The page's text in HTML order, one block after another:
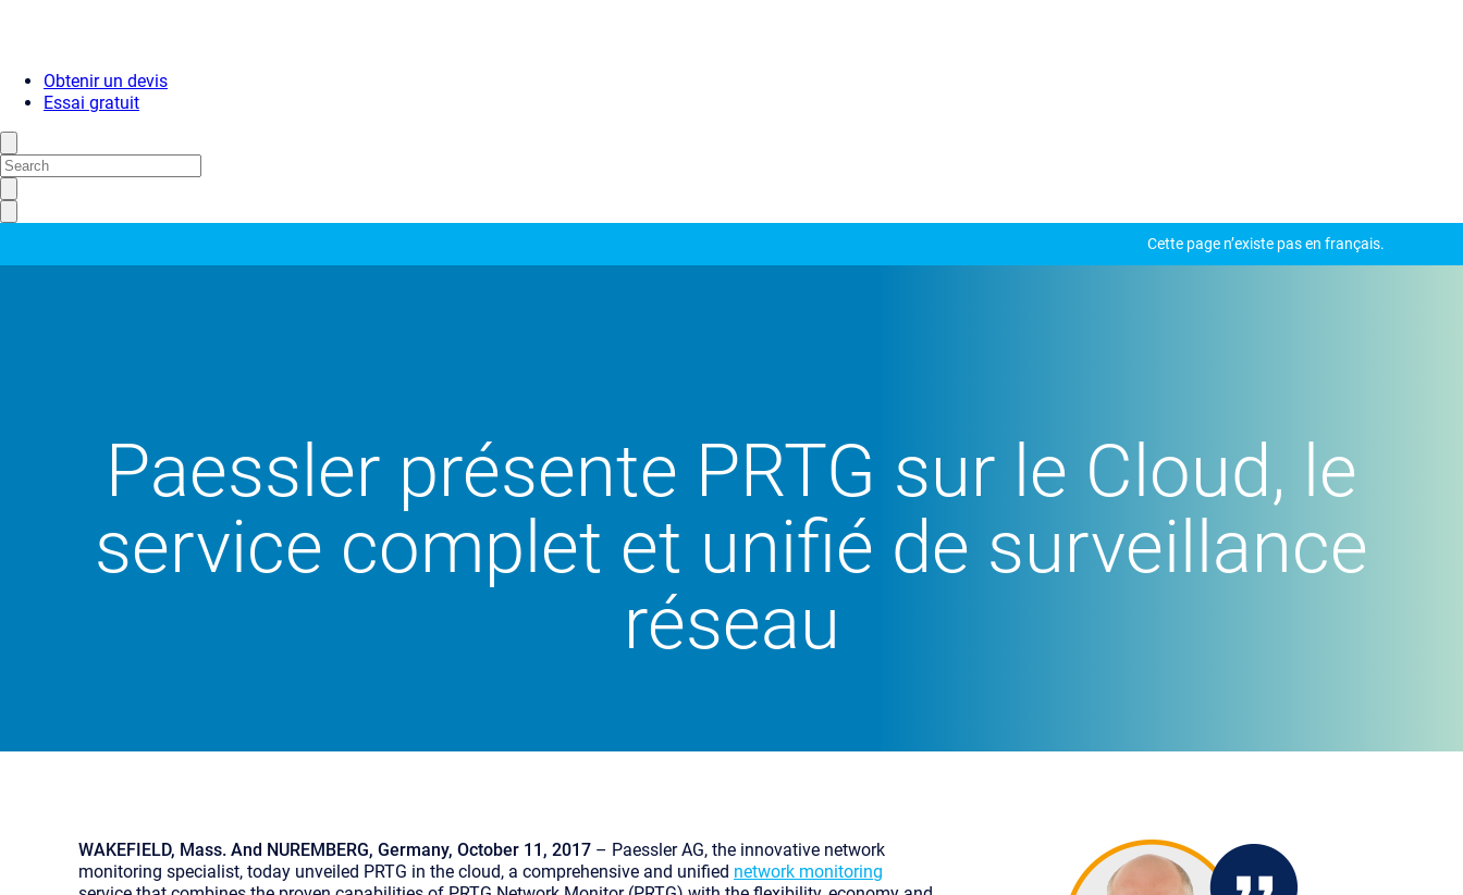
Obtenir un devis
Essai gratuit
Cette page n’existe pas en français.
Paessler présente PRTG sur le Cloud, le
service complet et unifié de surveillance
réseau
WAKEFIELD, Mass. And NUREMBERG, Germany, October 11, 2017 – Paessler AG, the innovative network
monitoring specialist, today unveiled PRTG in the cloud, a comprehensive and unified network monitoring